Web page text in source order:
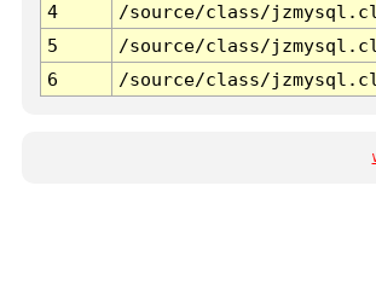
4
/source/class/
5
/source/class/
6
/source/class/